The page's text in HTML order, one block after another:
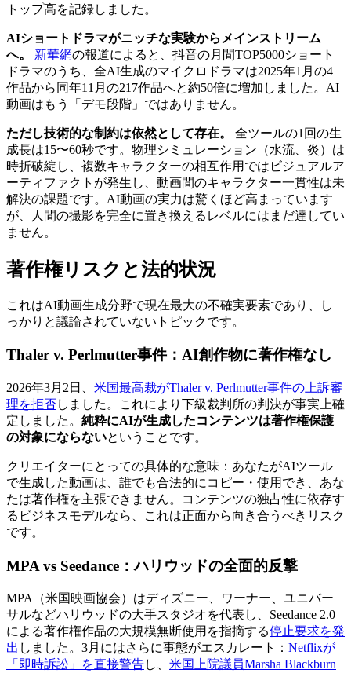
トップ高を記録しました。
AIショートドラマがニッチな実験からメインストリーム
へ。
新華網の報道によると、抖音の月間TOP5000ショート
ドラマのうち、全AI生成のマイクロドラマは2025年1月の4
作品から同年11月の217作品へと約50倍に増加しました。AI
動画はもう「デモ段階」ではありません。
ただし技術的な制約は依然として存在。
全ツールの1回の生
成長は15〜60秒です。物理シミュレーション（水流、炎）は
時折破綻し、複数キャラクターの相互作用ではビジュアルア
ーティファクトが発生し、動画間のキャラクター一貫性は未
解決の課題です。AI動画の実力は驚くほど高まっています
が、人間の撮影を完全に置き換えるレベルにはまだ達してい
ません。
著作権リスクと法的状況
これはAI動画生成分野で現在最大の不確実要素であり、し
っかりと議論されていないトピックです。
Thaler v. Perlmutter事件：AI創作物に著作権なし
2026年3月2日、 米国最高裁がThaler v. Perlmutter事件の上訴審
理を拒否しました。これにより下級裁判所の判決が事実上確
定しました。 純粋にAIが生成したコンテンツは著作権保護
の対象にならないということです。
クリエイターにとっての具体的な意味：あなたがAIツール
で生成した動画は、誰でも合法的にコピー・使用でき、あな
たは著作権を主張できません。コンテンツの独占性に依存す
るビジネスモデルなら、これは正面から向き合うべきリスク
です。
MPA vs Seedance：ハリウッドの全面的反撃
MPA（米国映画協会）はディズニー、ワーナー、ユニバー
サルなどハリウッドの大手スタジオを代表し、Seedance 2.0
による著作権作品の大規模無断使用を指摘する停止要求を発
出 しました。3月にはさらに事態がエスカレート： Netflixが
「即時訴訟」を直接警告し、 米国上院議員Marsha Blackburn